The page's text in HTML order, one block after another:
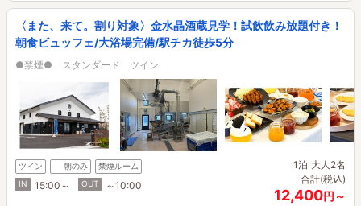
〈また、来て。割り対象〉金水晶酒蔵見学！試飲飲み放題付き！
朝食ビュッフェ/大浴場完備/駅チカ徒歩5分
●禁煙● スタンダード ツイン
ツイン 朝のみ
禁煙ルーム
IN
15:00～ OUT ～10:00
1泊 大人2名
合計(税込)
12,400円～